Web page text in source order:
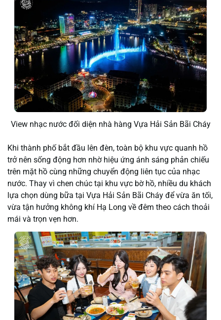
View nhạc nước đối diện nhà hàng Vựa Hải Sản Bãi Cháy
Khi thành phố bắt đầu lên đèn, toàn bộ khu vực quanh hồ
trở nên sống động hơn nhờ hiệu ứng ánh sáng phản chiếu
trên mặt hồ cùng những chuyển động liên tục của nhạc
nước. Thay vì chen chúc tại khu vực bờ hồ, nhiều du khách
lựa chọn dùng bữa tại Vựa Hải Sản Bãi Cháy để vừa ăn tối,
vừa tận hưởng không khí Hạ Long về đêm theo cách thoải
mái và trọn vẹn hơn.